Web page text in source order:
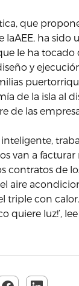
que
ha sido
le ha tocado
y
de la isla al
de las
van a facturar
contratos de
aire
triple con
quiere luz!’,